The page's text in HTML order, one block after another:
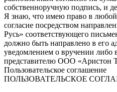
собственноручную подпись, и
Я знаю, что имею право в любой
согласие посредством
Русь» соответствующего
должно быть направлено в его
уведомлением о вручении либо
представителю ООО «Аристон
Пользовательское соглашение
ПОЛЬЗОВАТЕЛЬСКОЕ